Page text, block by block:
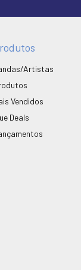
Artistas
Vendidos
Deals